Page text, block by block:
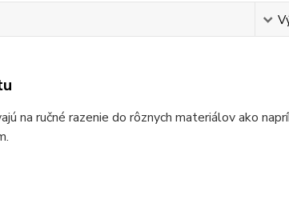
na ručné razenie do rôznych materiálov ako